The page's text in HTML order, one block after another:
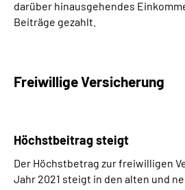
darüber hinausgehendes
Beiträge gezahlt.
Freiwillige Versicherung
Höchstbeitrag steigt
Der Höchstbetrag zur freiwilligen
Jahr 2021 steigt in den alten und